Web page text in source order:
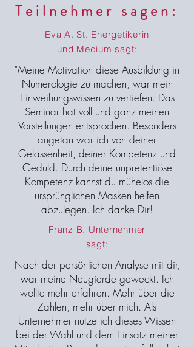
Teilnehmer sagen:
Eva A. St. Energetikerin
und Medium sagt:
"Meine Motivation diese Ausbildung in
Numerologie zu machen, war mein
Einweihungswissen zu vertiefen. Das
Seminar hat voll und ganz meinen
Vorstellungen entsprochen. Besonders
angetan war ich von deiner
Gelassenheit, deiner Kompetenz und
Geduld. Durch deine unpretentiöse
Kompetenz kannst du mühelos die
ursprünglichen Masken helfen
abzulegen. Ich danke Dir!
Franz B. Unternehmer
sagt:
Nach der persönlichen Analyse mit dir,
war meine Neugierde geweckt. Ich
wollte mehr erfahren. Mehr über die
Zahlen, mehr über mich. Als
Unternehmer nutze ich dieses Wissen
bei der Wahl und dem Einsatz meiner